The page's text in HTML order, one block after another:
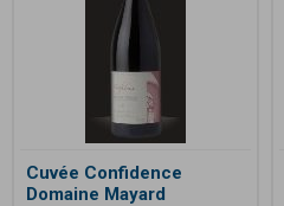
Cuvée Confidence
Domaine Mayard